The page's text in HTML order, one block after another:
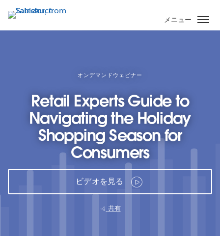
イ
ン
メニュー
オンデマンドウェビナー
Retail Experts Guide to
Navigating the Holiday
Shopping Season for
Consumers
ビデオを見る
共有